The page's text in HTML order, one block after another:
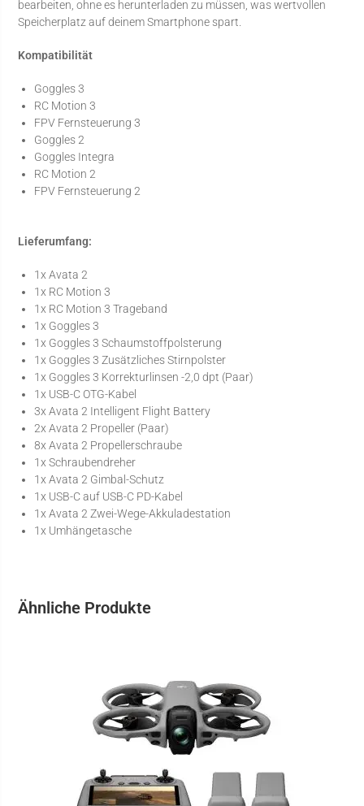
bearbeiten, ohne es herunterladen zu müssen, was wertvollen
Speicherplatz auf deinem Smartphone spart.
Kompatibilität
Goggles 3
RC Motion 3
FPV Fernsteuerung 3
Goggles 2
Goggles Integra
RC Motion 2
FPV Fernsteuerung 2
Lieferumfang:
1x Avata 2
1x RC Motion 3
1x RC Motion 3 Trageband
1x Goggles 3
1x Goggles 3 Schaumstoffpolsterung
1x Goggles 3 Zusätzliches Stirnpolster
1x Goggles 3 Korrekturlinsen -2,0 dpt (Paar)
1x USB-C OTG-Kabel
3x Avata 2 Intelligent Flight Battery
2x Avata 2 Propeller (Paar)
8x Avata 2 Propellerschraube
1x Schraubendreher
1x Avata 2 Gimbal-Schutz
1x USB-C auf USB-C PD-Kabel
1x Avata 2 Zwei-Wege-Akkuladestation
1x Umhängetasche
Ähnliche Produkte